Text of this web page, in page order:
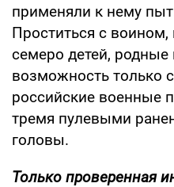
применяли к нему
Проститься с
семеро детей, родные
возможность только
российские военные
тремя пулевыми
головы.
Только проверенная